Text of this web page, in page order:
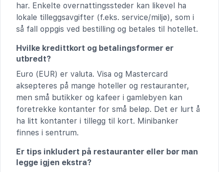
har. Enkelte overnattingssteder kan likevel ha
lokale tilleggsavgifter (f.eks. service/miljø), som i
så fall oppgis ved bestilling og betales til hotellet.
Hvilke kredittkort og betalingsformer er
utbredt?
Euro (EUR) er valuta. Visa og Mastercard
aksepteres på mange hoteller og restauranter,
men små butikker og kafeer i gamlebyen kan
foretrekke kontanter for små beløp. Det er lurt å
ha litt kontanter i tillegg til kort. Minibanker
finnes i sentrum.
Er tips inkludert på restauranter eller bør man
legge igjen ekstra?